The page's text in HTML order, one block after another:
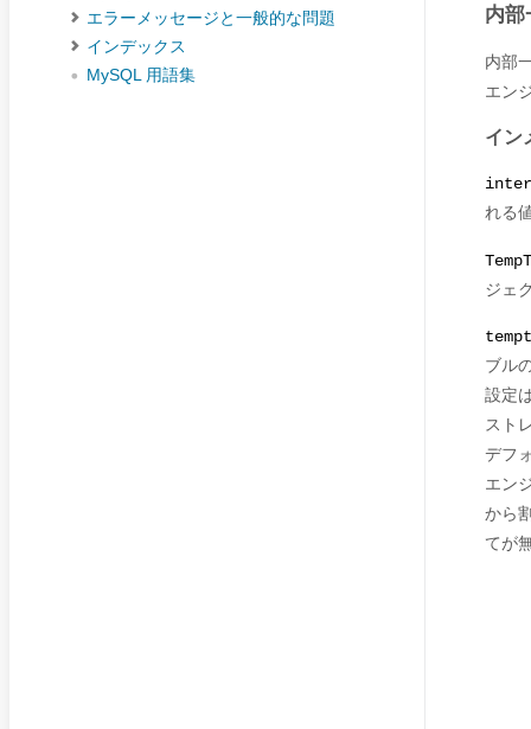
エラーメッセージと一般的な問題
インデックス
MySQL 用語集
内部
内部
エン
イン
れる
ジェ
ブル
設定
スト
デフ
エン
から
てが